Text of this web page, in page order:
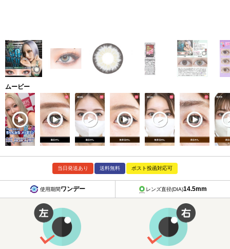
ムービー
当日発送あり 送料無料 ポスト投函対応可
使用期間ワンデー レンズ直径(DIA)14.5mm